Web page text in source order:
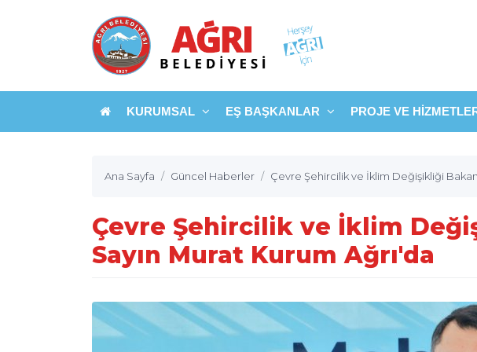
KURUMSAL EŞ BAŞKANLAR PROJE VE
Ana Sayfa Güncel Haberler Çevre Şehircilik ve İklim Değişikliği
Çevre Şehircilik ve İklim
Sayın Murat Kurum Ağrı'da